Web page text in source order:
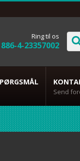
Ring til os
886-4-23357002
Send